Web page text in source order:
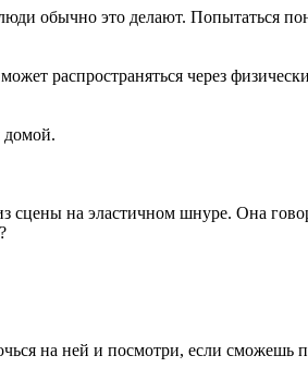
обычно это делают. Попытаться
распространяться через
домой.
сцены на эластичном шнуре. Она
на ней и посмотри, если сможешь